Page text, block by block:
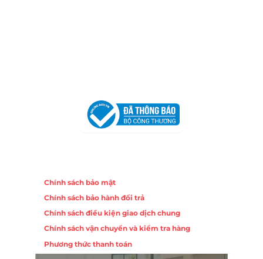
Chính sách bảo mật
Chính sách bảo hành đổi trả
Chính sách điều kiện giao dịch chung
Chính sách vận chuyển và kiểm tra hàng
Phương thức thanh toán